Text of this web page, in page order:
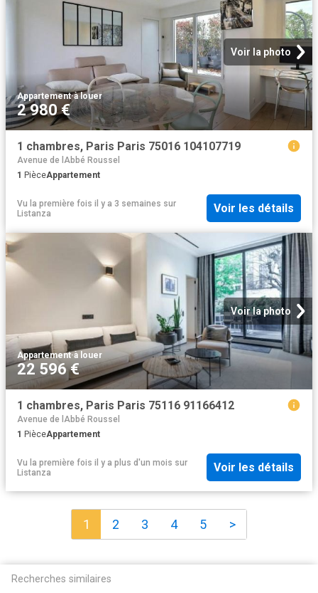
Voir la photo
Appartement·à louer
2 980 €
1 chambres, Paris Paris 75016 104107719
Avenue de lAbbé Roussel
1 PièceAppartement
Vu la première fois il y a 3 semaines sur
Listanza
Voir les détails
Voir la photo
Appartement·à louer
22 596 €
1 chambres, Paris Paris 75116 91166412
Avenue de lAbbé Roussel
1 PièceAppartement
Vu la première fois il y a plus d'un mois sur
Listanza
Voir les détails
1 2 3 4 5 >
Recherches similaires